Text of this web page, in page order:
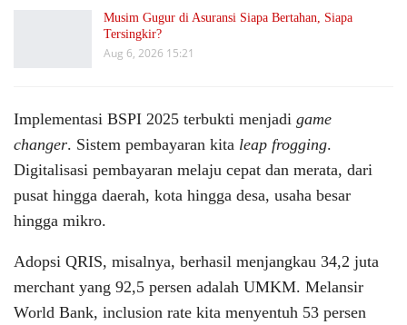
Musim Gugur di Asuransi Siapa Bertahan, Siapa
Tersingkir?
Aug 6, 2026 15:21
Implementasi BSPI 2025 terbukti menjadi game
changer. Sistem pembayaran kita leap frogging.
Digitalisasi pembayaran melaju cepat dan merata, dari
pusat hingga daerah, kota hingga desa, usaha besar
hingga mikro.
Adopsi QRIS, misalnya, berhasil menjangkau 34,2 juta
merchant yang 92,5 persen adalah UMKM. Melansir
World Bank, inclusion rate kita menyentuh 53 persen